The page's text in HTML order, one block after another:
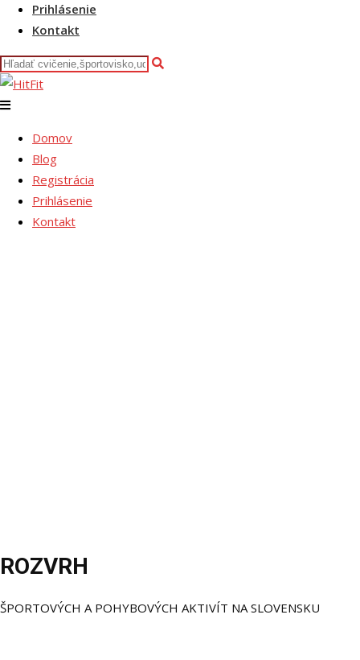
Prihlásenie
Kontakt
Domov
Blog
Registrácia
Prihlásenie
Kontakt
ROZVRH
ŠPORTOVÝCH A POHYBOVÝCH AKTIVÍT NA SLOVENSKU